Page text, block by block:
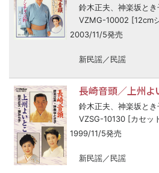
鈴木正夫、神楽坂と
VZMG-10002 [12cm
2003/11/5発売
新民謡／民謡
長崎音頭／上州よ
鈴木正夫、神楽坂と
VZSG-10130 [カセッ
1999/11/5発売
新民謡／民謡